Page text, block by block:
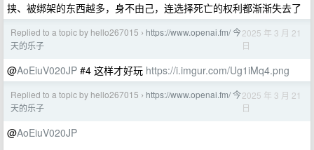
挟、被绑架的东西越多，身不由己，连选择死亡的权利都渐渐失去了
Replied to a topic by hello267015 › https://www.openai.fm/ 今
天的乐子
2025 年 3 月 21
日
@AoEiuV020JP #4 这样才好玩 https://i.imgur.com/Ug1iMq4.png
Replied to a topic by hello267015 › https://www.openai.fm/ 今
天的乐子
2025 年 3 月 21
日
@AoEiuV020JP